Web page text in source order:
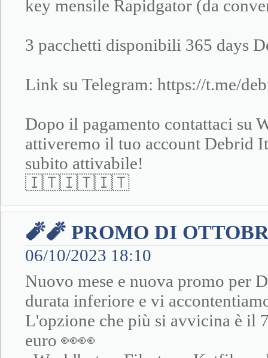
key mensile Rapidgator (da
3 pacchetti disponibili 365 days
Link su Telegram: https://t.me/
Dopo il pagamento contattaci su
attiveremo il tuo account Debrid
subito attivabile!
🇮🇹🇮🇹🇮🇹
🧨🧨 PROMO DI
06/10/2023 18:10
Nuovo mese e nuova promo per
durata inferiore e vi
L'opzione che più si avvicina è il
euro 👀👀